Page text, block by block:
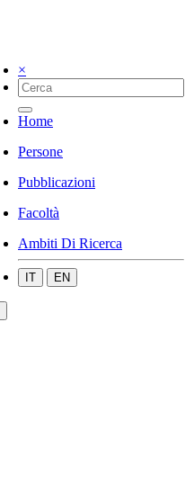
×
Home
Persone
Pubblicazioni
Facoltà
Ambiti Di Ricerca
IT EN